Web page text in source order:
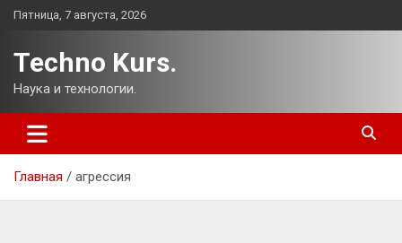
Перейти
Пятница, 7 августа, 2026
Techno Kurs.
Наука и технологии.
Главная агрессия